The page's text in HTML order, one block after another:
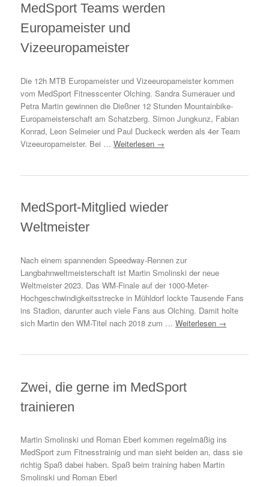
MedSport Teams werden
Europameister und
Vizeeuropameister
Die 12h MTB Europameister und Vizeeuropameister kommen
vom MedSport Fitnesscenter Olching. Sandra Sumerauer und
Petra Martin gewinnen die Dießner 12 Stunden Mountainbike-
Europameisterschaft am Schatzberg. Simon Jungkunz, Fabian
Konrad, Leon Selmeier und Paul Duckeck werden als 4er Team
Vizeeuropameister. Bei …Weiterlesen →
MedSport-Mitglied wieder
Weltmeister
Nach einem spannenden Speedway-Rennen zur
Langbahnweltmeisterschaft ist Martin Smolinski der neue
Weltmeister 2023. Das WM-Finale auf der 1000-Meter-
Hochgeschwindigkeitsstrecke in Mühldorf lockte Tausende Fans
ins Stadion, darunter auch viele Fans aus Olching. Damit holte
sich Martin den WM-Titel nach 2018 zum …Weiterlesen →
Zwei, die gerne im MedSport
trainieren
Martin Smolinski und Roman Eberl kommen regelmäßig ins
MedSport zum Fitnesstrainig und man sieht beiden an, dass sie
richtig Spaß dabei haben. Spaß beim training haben Martin
Smolinski und Roman Eberl